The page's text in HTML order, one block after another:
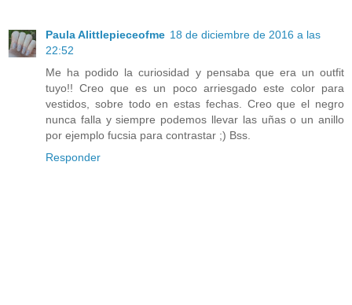
Paula Alittlepieceofme 18 de diciembre de 2016 a las
22:52
Me ha podido la curiosidad y pensaba que era un outfit
tuyo!! Creo que es un poco arriesgado este color para
vestidos, sobre todo en estas fechas. Creo que el negro
nunca falla y siempre podemos llevar las uñas o un anillo
por ejemplo fucsia para contrastar ;) Bss.
Responder